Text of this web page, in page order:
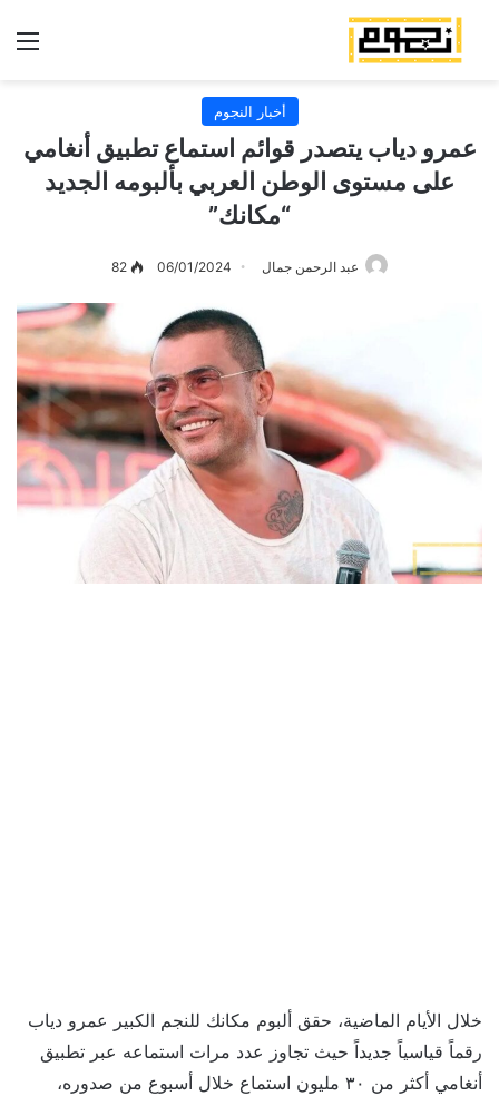
أخبار النجوم
عمرو دياب يتصدر قوائم استماع تطبيق أنغامي
على مستوى الوطن العربي بألبومه الجديد
“مكانك”
عبد الرحمن جمال 06/01/2024
82
خلال الأيام الماضية، حقق ألبوم مكانك للنجم الكبير عمرو دياب
رقماً قياسياً جديداً حيث تجاوز عدد مرات استماعه عبر تطبيق
أنغامي أكثر من ٣٠ مليون استماع خلال أسبوع من صدوره،